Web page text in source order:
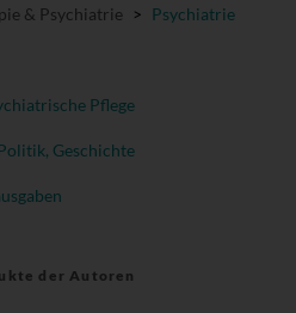
& Psychiatrie > Psychiatrie
Pflege
Geschichte
der Autoren